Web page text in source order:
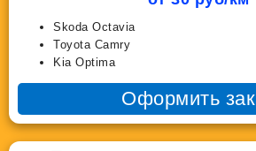
Skoda Octavia
Toyota Camry
Kia Optima
Оформить